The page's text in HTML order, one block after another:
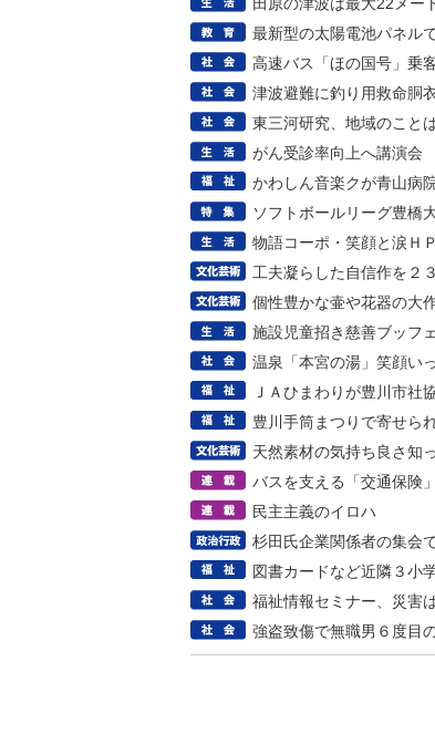
最新型の太陽電池パネル
高速バス「ほの国号」乗
津波避難に釣り用救命胴
東三河研究、地域のこと
がん受診率向上へ講演会
かわしん音楽クが青山病
ソフトボールリーグ豊橋
物語コーポ・笑顔と涙Ｈ
工夫凝らした自信作を２
個性豊かな壷や花器の大
施設児童招き慈善ブッフェ
温泉「本宮の湯」笑顔い
ＪＡひまわりが豊川市社
豊川手筒まつりで寄せら
天然素材の気持ち良さ知
バスを支える「交通保険」
民主主義のイロハ
杉田氏企業関係者の集会
図書カードなど近隣３小
福祉情報セミナー、災害
強盗致傷で無職男６度目